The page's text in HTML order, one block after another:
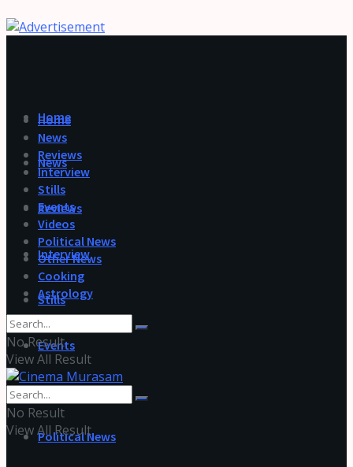
Home
News
Reviews
Interview
Stills
Events
Videos
Political News
Home
News
Reviews
Interview
Stills
Events
Videos
Political News
Other News
Cooking
Astrology
No Result
View All Result
No Result
View All Result